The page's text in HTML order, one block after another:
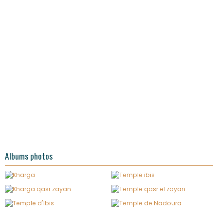
Albums photos